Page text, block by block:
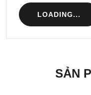
LOADING...
SẢN